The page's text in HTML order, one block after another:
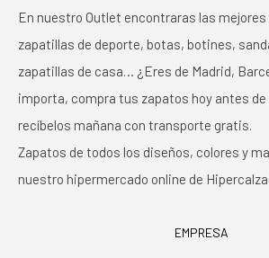
En nuestro Outlet encontraras las
zapatillas de deporte, botas, botines,
zapatillas de casa… ¿Eres de Madrid,
importa, compra tus zapatos hoy antes de
recíbelos mañana con transporte gratis.
Zapatos de todos los diseños, colores y
nuestro hipermercado online de
EMPRESA